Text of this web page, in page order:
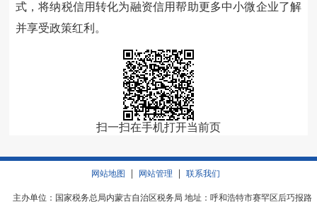
式，将纳税信用转化为融资信用帮助更多中小微企业了解
并享受政策红利。
扫一扫在手机打开当前页
网站地图 网站管理 联系我们
主办单位：国家税务总局内蒙古自治区税务局 地址：呼和浩特市赛罕区后巧报路